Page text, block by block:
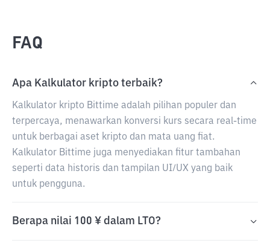
FAQ
Apa Kalkulator kripto terbaik?
Kalkulator kripto Bittime adalah pilihan populer dan
terpercaya, menawarkan konversi kurs secara real-time
untuk berbagai aset kripto dan mata uang fiat.
Kalkulator Bittime juga menyediakan fitur tambahan
seperti data historis dan tampilan UI/UX yang baik
untuk pengguna.
Berapa nilai 100 ¥ dalam LTO?